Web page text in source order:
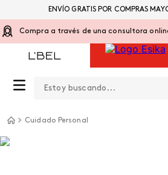
Compra a través de una consultora
ENVÍO GRATIS POR COMPRAS
Cuidado Personal